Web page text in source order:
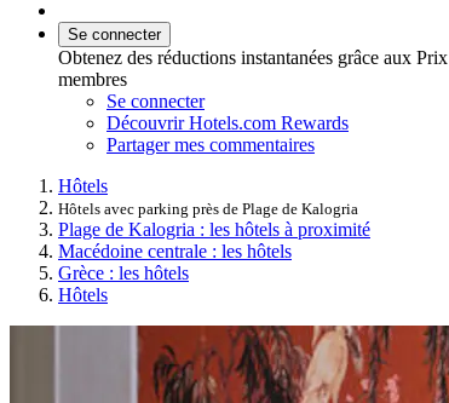
Se connecter
Obtenez des réductions instantanées grâce aux Prix
membres
Se connecter
Découvrir Hotels.com Rewards
Partager mes commentaires
Hôtels
Hôtels avec parking près de Plage de Kalogria
Plage de Kalogria : les hôtels à proximité
Macédoine centrale : les hôtels
Grèce : les hôtels
Hôtels